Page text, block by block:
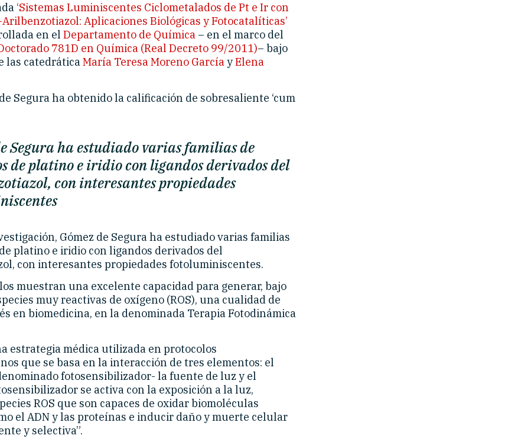
‘Sistemas Luminiscentes Ciclometalados de Pt e Ir con
Aplicaciones Biológicas y Fotocatalíticas’
en el Departamento de Química – en el marco del
781D en Química (Real Decreto 99/2011)– bajo
las catedráticaMaría Teresa Moreno GarcíayElena
Segura ha obtenido la calificación de sobresaliente ‘cum
Segura ha estudiado varias familias de
de platino e iridio con ligandos derivados del
con interesantes propiedades
Gómez de Segura ha estudiado varias familias
platino e iridio con ligandos derivados del
con interesantes propiedades fotoluminiscentes.
muestran una excelente capacidad para generar, bajo
muy reactivas de oxígeno (ROS), una cualidad de
en biomedicina, en la denominada Terapia Fotodinámica
estrategia médica utilizada en protocolos
que se basa en la interacción de tres elementos: el
fotosensibilizador- la fuente de luz y el
se activa con la exposición a la luz,
ROS que son capaces de oxidar biomoléculas
el ADN y las proteínas e inducir daño y muerte celular
y selectiva”.